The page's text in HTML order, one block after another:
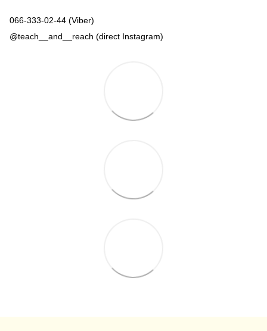
066-333-02-44 (Viber)
@teach__and__reach (direct Instagram)